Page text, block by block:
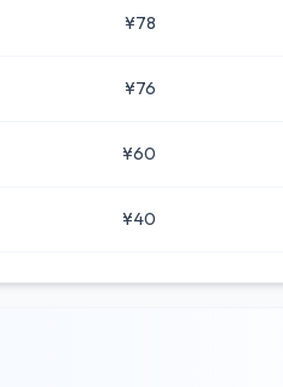
¥78
¥76
¥60
¥40